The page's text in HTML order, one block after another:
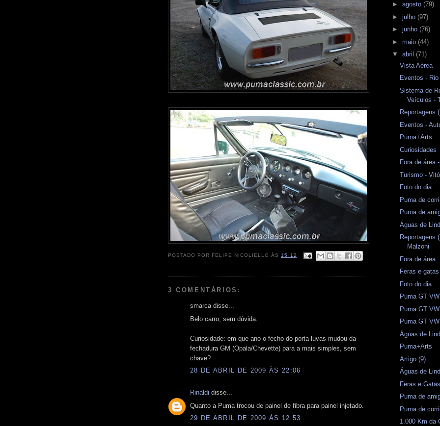
POSTADO POR FELIPE NICOLIELLO ÀS 15:12
3 COMENTÁRIOS:
smarca disse...
Belo carro, sem dúvida.
Curiosidade: em que ano o fecho do porta-luvas mudou da
fechadura GM (Opala/Chevette) para a mais simples, sem
chave?
28 DE ABRIL DE 2009 ÀS 22:06
Rinaldi disse...
Quanto a Puma trocou de painel de fibra para painel injetado.
29 DE ABRIL DE 2009 ÀS 12:53
► agosto (79)
► julho (97)
► junho (76)
► maio (44)
▼ abril (71)
Vista Aérea
Eventos -
Sistema de
Veículos -
Reportagens
Eventos -
Puma+Arts
Curiosidades
Fora de área
Turismo -
Foto do dia
Puma de
Puma de
Águas de
Reportagens
Malzoni
Fora de área
Feras e gatas
Foto do dia
Puma GT
Puma GT
Puma GT
Águas de
Puma+Arts
Artigo (9)
Águas de
Feras e Gatas
Puma de
Puma de
1.000 Km da